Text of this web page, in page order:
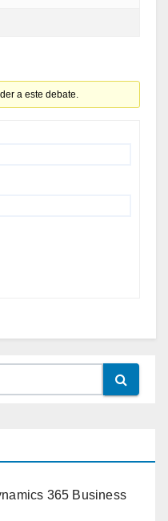
a este debate.
365 Business